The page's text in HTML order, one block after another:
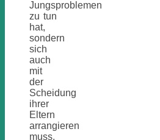
Jungsproblemen
zu tun
hat,
sondern
sich
auch
mit
der
Scheidung
ihrer
Eltern
arrangieren
muss.